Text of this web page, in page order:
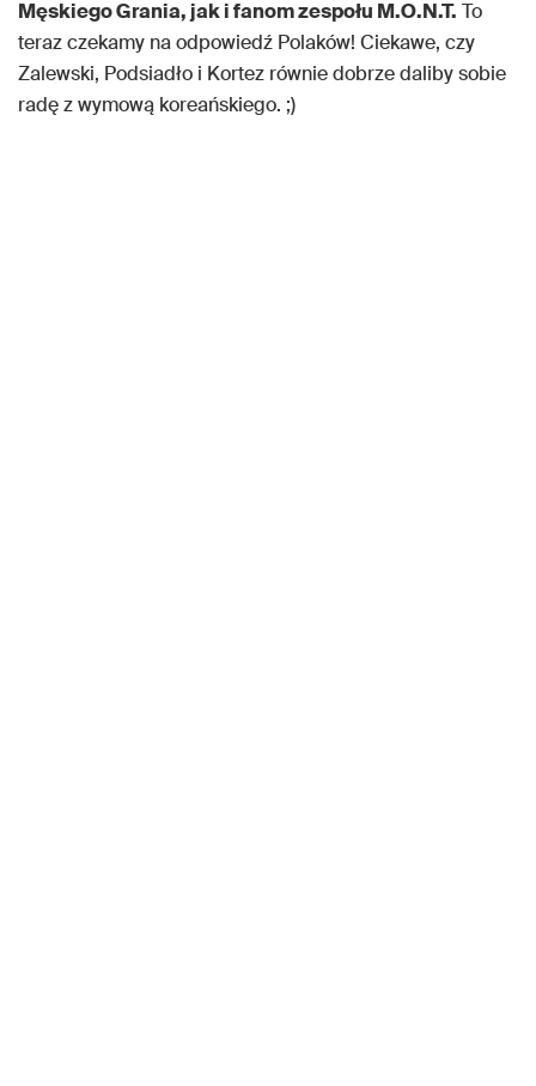
Męskiego Grania, jak i fanom zespołu M.O.N.T. To
teraz czekamy na odpowiedź Polaków! Ciekawe, czy
Zalewski, Podsiadło i Kortez równie dobrze daliby sobie
radę z wymową koreańskiego. ;)